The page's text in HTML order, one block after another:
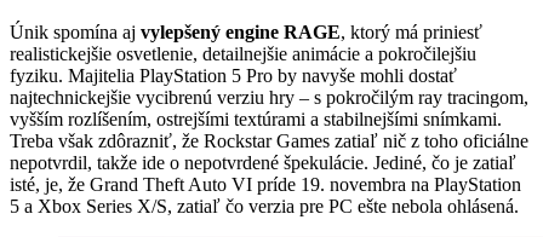
Únik spomína aj vylepšený engine RAGE, ktorý má priniesť
realistickejšie osvetlenie, detailnejšie animácie a pokročilejšiu
fyziku. Majitelia PlayStation 5 Pro by navyše mohli dostať
najtechnickejšie vycibrenú verziu hry – s pokročilým ray tracingom,
vyšším rozlíšením, ostrejšími textúrami a stabilnejšími snímkami.
Treba však zdôrazniť, že Rockstar Games zatiaľ nič z toho oficiálne
nepotvrdil, takže ide o nepotvrdené špekulácie. Jediné, čo je zatiaľ
isté, je, že Grand Theft Auto VI príde 19. novembra na PlayStation
5 a Xbox Series X/S, zatiaľ čo verzia pre PC ešte nebola ohlásená.